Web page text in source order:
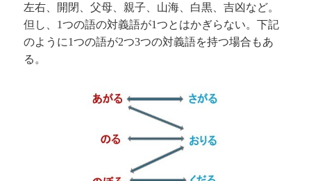
左右、開閉、父母、親子、山海、白黒、吉凶など。
但し、
1つの語の対義語が1つとはかぎらない。下記
のように1つの語が2つ3つの対義語を持つ場合もあ
る。